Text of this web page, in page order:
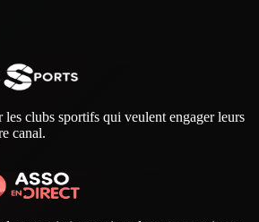
clubs sportifs qui veulent engager leurs
canal.